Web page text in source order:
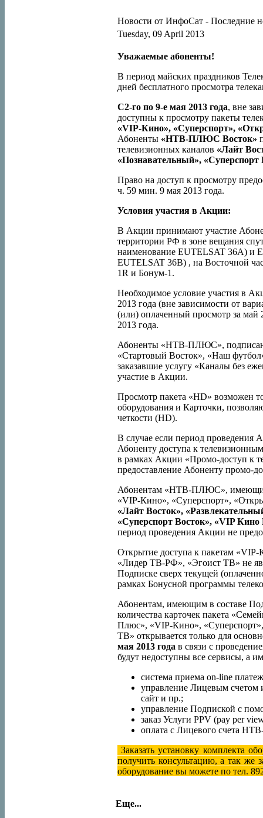
Новости от ИнфоСат - Последние
Tuesday, 09 April 2013
Уважаемые абоненты!
В период майских праздников
дней бесплатного просмотра
С2-го по 9-е мая 2013 года, вне
доступны к просмотру пакеты
«VIP-Кино», «Суперспорт»,
Абоненты «НТВ-ПЛЮС Восток»
телевизионных каналов «Лайт
«Познавательный», «Суперспорт
Право на доступ к просмотру
ч. 59 мин. 9 мая 2013 года.
Условия участия в Акции:
В Акции принимают участие
территории РФ в зоне вещания
наименование EUTELSAT 36A) и
EUTELSAT 36B) , на Восточной
1R и Бонум-1.
Необходимое условие участия в
2013 года (вне зависимости от
(или) оплаченный просмотр за май
2013 года.
Абоненты «НТВ-ПЛЮС»,
«Стартовый Восток», «Наш
заказавшие услугу «Каналы без
участие в Акции.
Просмотр пакета «HD» возможен
оборудования и Карточки,
четкости (HD).
В случае если период проведения
Абоненту доступа к
в рамках Акции «Промо-доступ к
предоставление Абоненту промо-
Абонентам «НТВ-ПЛЮС»,
«VIP-Кино», «Суперспорт»,
«Лайт Восток»,
«Суперспорт Восток», «VIPКино
период проведения Акции не
Открытие доступа к пакетам
«Лидер ТВ-РФ», «Эгоист ТВ» не
Подписке сверх текущей
рамках Бонусной программы
Абонентам, имеющим в составе
количества карточек пакета
Плюс», «VIP-Кино»,
ТВ» открывается только для
мая 2013 года в связи с
будут недоступны все сервисы, а
система приема on-line
управление Лицевым счетом
сайт и пр.;
управление Подпиской с
заказ Услуги PPV (pay per
оплата с Лицевого счета
Заказать установку комплекта
получить консультацию, а так же
оборудование вы можете по тел.
Еще...